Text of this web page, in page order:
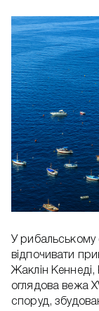
У рибальському
відпочивати
Жаклін Кеннеді,
оглядова вежа
споруд,